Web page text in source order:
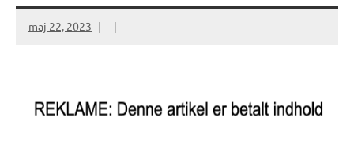
maj 22, 2023